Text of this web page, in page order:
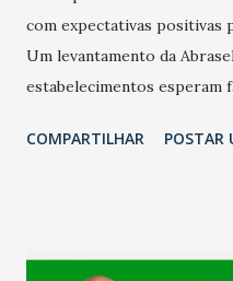
com expectativas positivas
Um levantamento da
estabelecimentos esperam
relação ao último trimestre
confraternizações de fim
COMPARTILHAR POSTAR